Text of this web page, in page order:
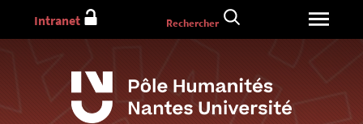
au
Intranet Rechercher